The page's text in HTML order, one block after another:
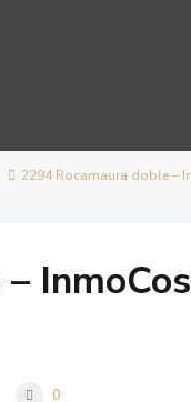
2294 Rocamaura doble –
0